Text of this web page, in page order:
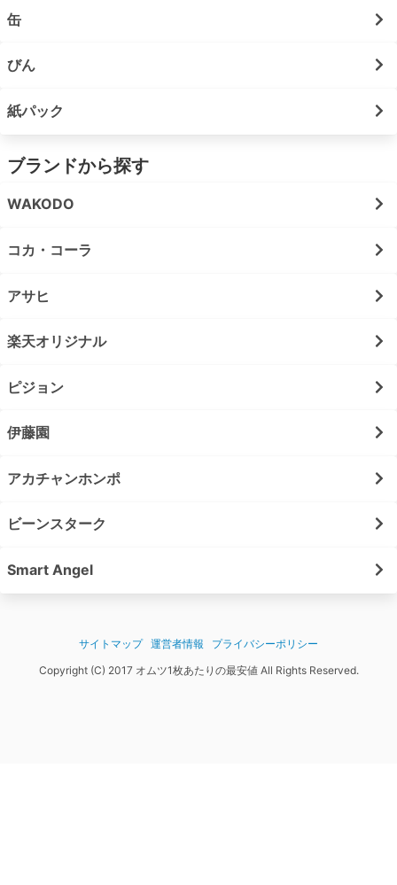
缶
びん
紙パック
ブランドから探す
WAKODO
コカ・コーラ
アサヒ
楽天オリジナル
ピジョン
伊藤園
アカチャンホンポ
ビーンスターク
Smart Angel
サイトマップ 運営者情報
プライバシーポリシー
Copyright (C) 2017 オムツ1枚あたりの最安値 All Rights Reserved.